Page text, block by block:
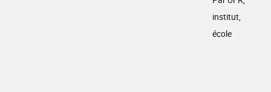
institut,
école